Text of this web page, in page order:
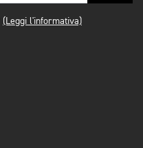
(Leggi l'informativa)